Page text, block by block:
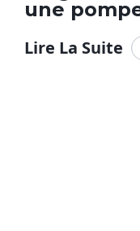
une
Lire La Suite